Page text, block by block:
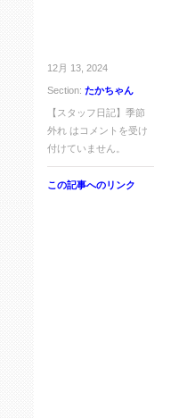
12月 13, 2024
Section: たかちゃん
【スタッフ日記】季節
外れ は コメントを受け
付けていません。
この記事へのリンク